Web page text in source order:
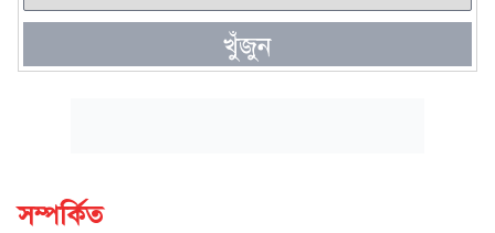
খুঁজুন
সম্পর্কিত